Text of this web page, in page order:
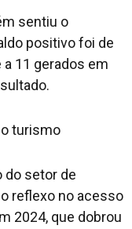
sentiu o
positivo foi de
11 gerados em
turismo
do setor de
reflexo no acesso
2024, que dobrou